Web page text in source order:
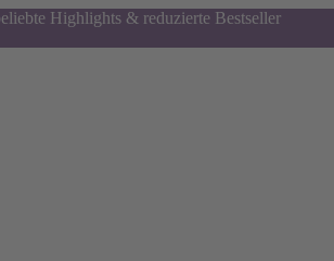
Highlights & reduzierte Bestseller